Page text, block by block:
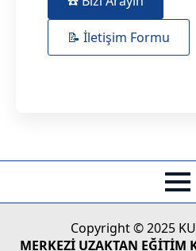
📝 İletişim Formu
Copyright © 2025
MERKEZİ UZAKTAN EĞİTİM